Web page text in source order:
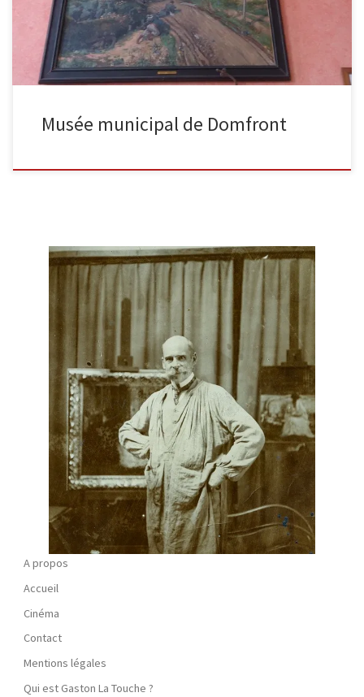
Musée municipal de Domfront
A propos
Accueil
Cinéma
Contact
Mentions légales
Qui est Gaston La Touche ?